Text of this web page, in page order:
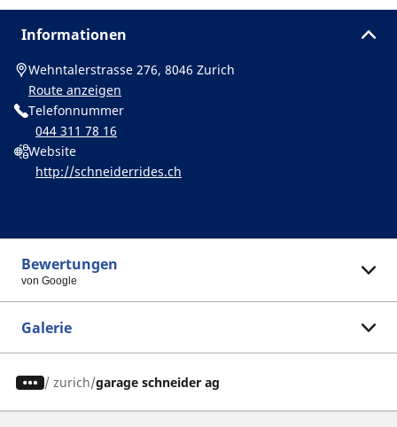
Informationen
Wehntalerstrasse 276, 8046 Zurich
Route anzeigen
Telefonnummer
044 311 78 16
Website
http://schneiderrides.ch
Bewertungen
von Google
Galerie
/ zurich garage schneider ag